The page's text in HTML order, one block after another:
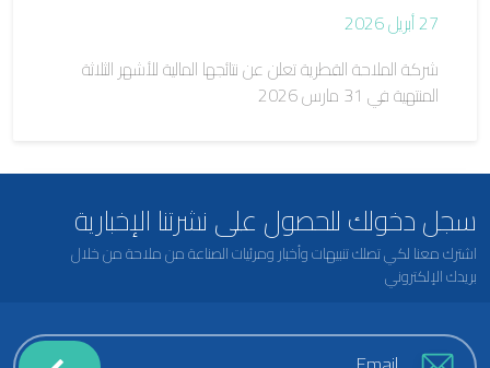
27 أبريل 2026
شركة الملاحة القطرية تعلن عن نتائجها المالية للأشهر الثلاثة
المنتهية في 31 مارس 2026
سجل دخولك للحصول على نشرتنا الإخبارية
اشترك معنا لكي تصلك تنبيهات وأخبار ومرئيات الصناعة من ملاحة من خلال
بريدك الإلكتروني